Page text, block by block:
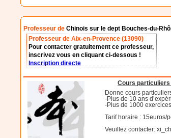
Professeur deChinois sur le dept Bouches-du-
Professeur de Aix-en-Provence (13090)
Pour contacter gratuitement ce professeur,
inscrivez vous en cliquant ci-dessous !
Inscription directe
Cours particuliers
Donne cours
-Plus de 10 ans
-Plus de 1000
Tarif horaire : 15euros/
Veuillez contacter: